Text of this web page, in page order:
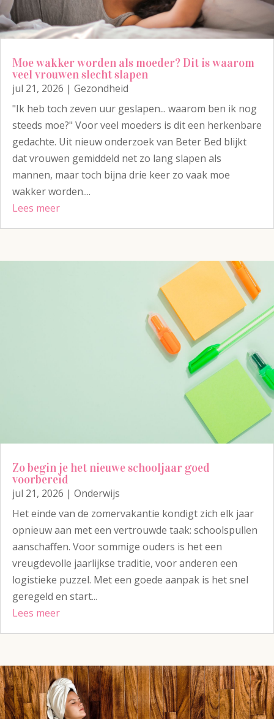
Moe wakker worden als moeder? Dit is waarom
veel vrouwen slecht slapen
jul 21, 2026 | Gezondheid
"Ik heb toch zeven uur geslapen... waarom ben ik nog
steeds moe?" Voor veel moeders is dit een herkenbare
gedachte. Uit nieuw onderzoek van Beter Bed blijkt
dat vrouwen gemiddeld net zo lang slapen als
mannen, maar toch bijna drie keer zo vaak moe
wakker worden....
Lees meer
Zo begin je het nieuwe schooljaar goed
voorbereid
jul 21, 2026 | Onderwijs
Het einde van de zomervakantie kondigt zich elk jaar
opnieuw aan met een vertrouwde taak: schoolspullen
aanschaffen. Voor sommige ouders is het een
vreugdevolle jaarlijkse traditie, voor anderen een
logistieke puzzel. Met een goede aanpak is het snel
geregeld en start...
Lees meer